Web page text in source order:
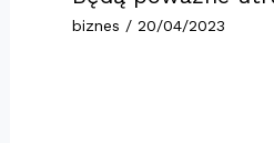
biznes / 20/04/2023